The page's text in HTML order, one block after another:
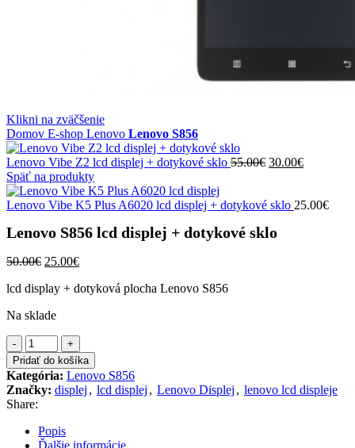
Klikni na zväčšenie
Domov E-shop Lenovo Lenovo S856
Lenovo Vibe Z2 lcd displej + dotykové sklo 55.00€ Pôvodná
55.00€.
30.00€Aktuálna
30.00€.
Späť na produkty
Lenovo Vibe K5 Plus A6020 lcd displej + dotykové sklo 25.00€
Lenovo S856 lcd displej + dotykové sklo
50.00€ Pôvodná
bola:
25.00€Aktuálna
je:
lcd display + dotyková plocha Lenovo S856
Na sklade
množstvo
Lenovo
S856
lcd
displej
+
dotykové
sklo
Pridať do košíka
Kategória: Lenovo S856
Značky: displej , lcd displej , Lenovo Displej , lenovo lcd displeje
Share:
Popis